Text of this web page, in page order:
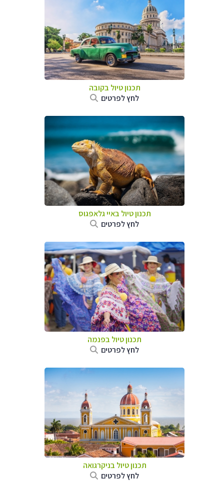
תכנון טיול בקובה
לחץ לפרטים
תכנון טיול באיי גלאפגוס
לחץ לפרטים
תכנון טיול בפנמה
לחץ לפרטים
תכנון טיול בניקרגואה
לחץ לפרטים